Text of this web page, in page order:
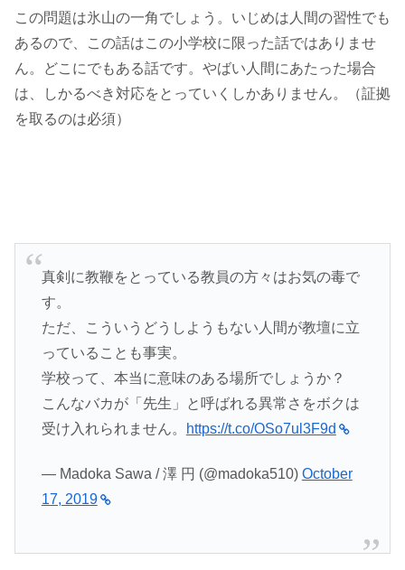
この問題は氷山の一角でしょう。いじめは人間の習性でも
あるので、この話はこの小学校に限った話ではありませ
ん。どこにでもある話です。やばい人間にあたった場合
は、しかるべき対応をとっていくしかありません。（証拠
を取るのは必須）
真剣に教鞭をとっている教員の方々はお気の毒で
す。
ただ、こういうどうしようもない人間が教壇に立
っていることも事実。
学校って、本当に意味のある場所でしょうか？
こんなバカが「先生」と呼ばれる異常さをボクは
受け入れられません。
https://t.co/OSo7ul3F9d
— Madoka Sawa / 澤 円 (@madoka510) October
17, 2019